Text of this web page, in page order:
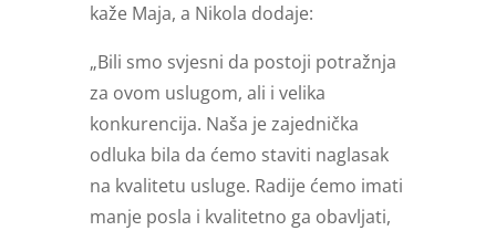
kaže Maja, a Nikola dodaje:
„Bili smo svjesni da postoji potražnja
za ovom uslugom, ali i velika
konkurencija. Naša je zajednička
odluka bila da ćemo staviti naglasak
na kvalitetu usluge. Radije ćemo imati
manje posla i kvalitetno ga obavljati,